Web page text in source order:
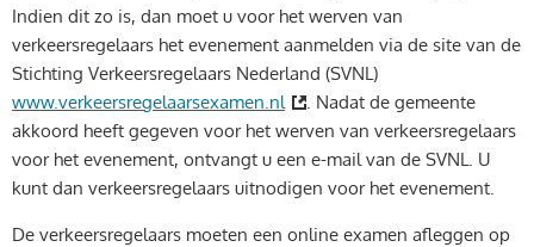
Indien dit zo is, dan moet u voor het werven van
verkeersregelaars het evenement aanmelden via de site van de
Stichting Verkeersregelaars Nederland (SVNL)
www.verkeersregelaarsexamen.nl
. Nadat de gemeente
akkoord heeft gegeven voor het werven van verkeersregelaars
voor het evenement, ontvangt u een e-mail van de SVNL. U
kunt dan verkeersregelaars uitnodigen voor het evenement.
De verkeersregelaars moeten een online examen afleggen op